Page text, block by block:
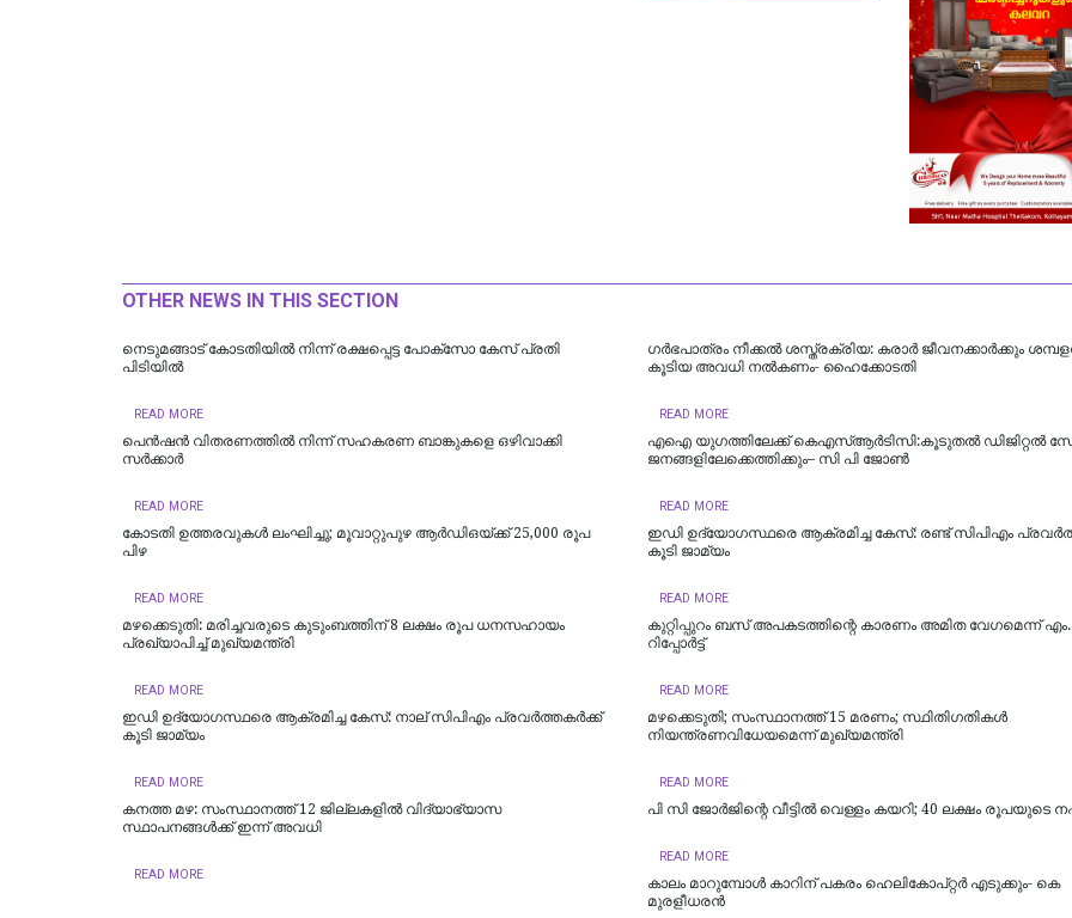
OTHER NEWS IN THIS SECTION
നെടുമങ്ങാട് കോടതിയില്‍ നിന്ന് രക്ഷപ്പെട്ട പോക്‌സോ കേസ് പ്രതി
പിടിയില്‍
READ MORE
ഗർഭപാത്രം നീക്കൽ ശസ്ത്രക്രിയ: കരാർ ജീവനക്കാർക്കും
കൂടിയ അവധി നൽകണം- ഹൈക്കോടതി
READ MORE
പെൻഷൻ വിതരണത്തിൽ നിന്ന് സഹകരണ ബാങ്കുകളെ ഒഴിവാക്കി
സർക്കാർ
READ MORE
എഐ യുഗത്തിലേക്ക് കെഎസ്ആർടിസി:കൂടുതൽ ഡിജിറ്റൽ
ജനങ്ങളിലേക്കെത്തിക്കും– സി പി ജോൺ
READ MORE
കോടതി ഉത്തരവുകൾ ലംഘിച്ചു; മൂവാറ്റുപുഴ ആർഡിഒയ്ക്ക് 25,000 രൂപ
പിഴ
READ MORE
ഇഡി ഉദ്യോഗസ്ഥരെ ആക്രമിച്ച കേസ്: രണ്ട് സിപിഎം
കൂടി ജാമ്യം
READ MORE
മഴക്കെടുതി: മരിച്ചവരുടെ കുടുംബത്തിന് 8 ലക്ഷം രൂപ ധനസഹായം
പ്രഖ്യാപിച്ച് മുഖ്യമന്ത്രി
READ MORE
കുറ്റിപ്പുറം ബസ് അപകടത്തിന്റെ കാരണം അമിത വേഗമെന്ന്
റിപ്പോര്‍ട്ട്
READ MORE
ഇഡി ഉദ്യോഗസ്ഥരെ ആക്രമിച്ച കേസ്: നാല് സിപിഎം പ്രവർത്തകർക്ക്
കൂടി ജാമ്യം
READ MORE
മഴക്കെടുതി; സംസ്ഥാനത്ത് 15 മരണം; സ്ഥിതിഗതികൾ
നിയന്ത്രണവിധേയമെന്ന് മുഖ്യമന്ത്രി
READ MORE
കനത്ത മഴ: സംസ്ഥാനത്ത് 12 ജില്ലകളില്‍ വിദ്യാഭ്യാസ
സ്ഥാപനങ്ങള്‍ക്ക് ഇന്ന് അവധി
READ MORE
പി സി ജോര്‍ജിന്റെ വീട്ടില്‍ വെള്ളം കയറി; 40 ലക്ഷം രൂപയുടെ
READ MORE
കാലം മാറുമ്പോൾ കാറിന് പകരം ഹെലികോപ്റ്റർ എടുക്കും- കെ
മുരളീധരന്‍